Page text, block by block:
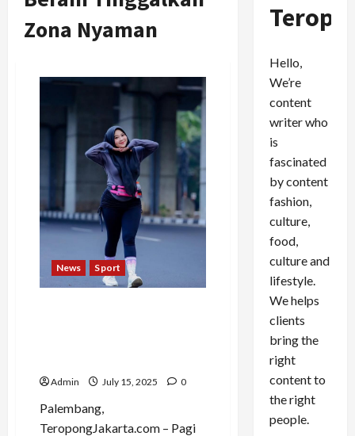
Zona Nyaman
News Sport
Admin July 15, 2025 0
Palembang,
TeropongJakarta.com – Pagi
Hello,
We’re
content
writer who
is
fascinated
by content
fashion,
culture,
food,
culture and
lifestyle.
We helps
clients
bring the
right
content to
the right
people.